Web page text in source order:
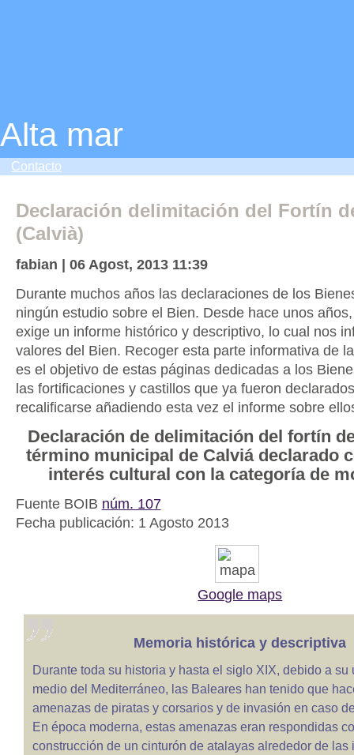
Alta mar
Contacto
Declaración delimitación del Fortín
(Calvià)
fabian | 06 Agost, 2013 11:39
Durante muchos años las declaraciones de los
ningún estudio sobre el Bien. Desde hace unos
exige un informe histórico y descriptivo, lo cual nos
valores del Bien. Recoger esta parte informativa de
es el objetivo de estas páginas dedicadas a los
las fortificaciones y castillos que ya fueron
recalificarse añadiendo esta vez el informe sobre
Declaración de delimitación del fortín
término municipal de Calviá declarado
interés cultural con la categoría de
Fuente BOIB núm. 107
Fecha publicación: 1 Agosto 2013
Google maps
Memoria histórica y descriptiva
Durante toda su historia y hasta el siglo XIX, debido a su
medio del Mediterráneo, las Baleares han tenido que
amenazas de piratas y corsarios y de invasión en caso
En época moderna, estas amenazas eran respondidas
construcción de un cinturón de atalayas alrededor de las